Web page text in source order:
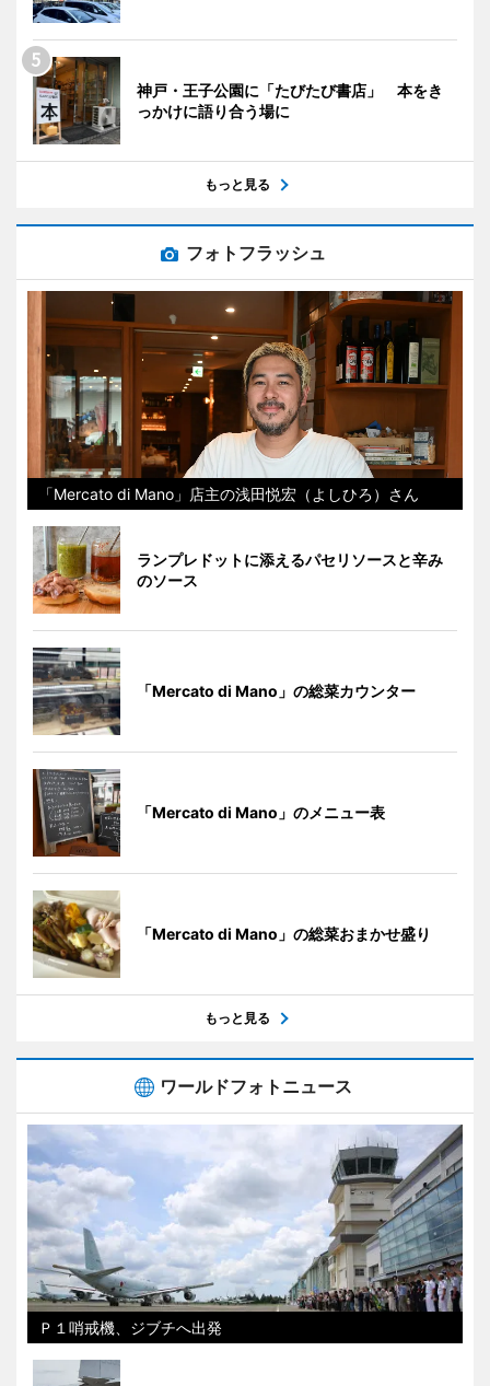
神戸・王子公園に「たびたび書店」 本をき
っかけに語り合う場に
もっと見る
フォトフラッシュ
「Mercato di Mano」店主の浅田悦宏（よしひろ）さん
ランプレドットに添えるパセリソースと辛み
のソース
「Mercato di Mano」の総菜カウンター
「Mercato di Mano」のメニュー表
「Mercato di Mano」の総菜おまかせ盛り
もっと見る
ワールドフォトニュース
Ｐ１哨戒機、ジブチへ出発